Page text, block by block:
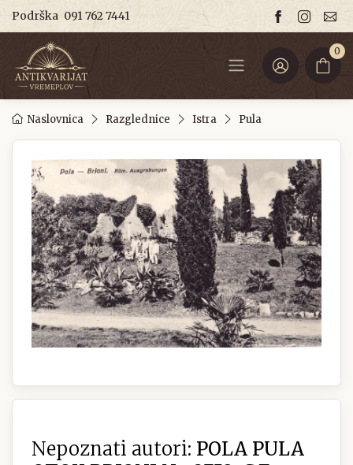
Podrška 091 762 7441
0
Naslovnica Razglednice Istra Pula
Nepoznati autori: POLA PULA